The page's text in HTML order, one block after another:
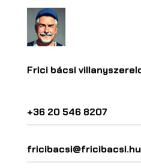
Frici bácsi
+36 20 546 8207
fricibacsi@fricibacsi.hu